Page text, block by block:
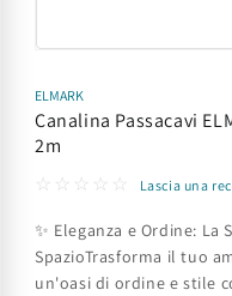
multimediali
1
in
finestra
ELMARK
Canalina Passacavi
2m
☆☆☆☆☆
Lascia una
✨ Eleganza e Ordine:
SpazioTrasforma il tuo
un'oasi di ordine e stile